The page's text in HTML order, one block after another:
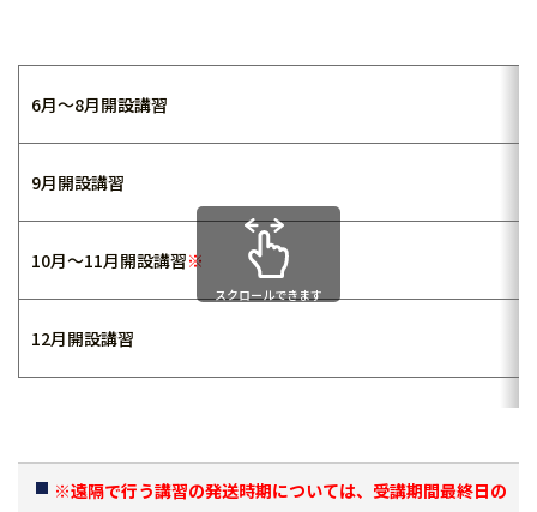
6月～8月開設講習
9月開設講習
10月～11月開設講習※
12月開設講習
スクロールできます
※遠隔で行う講習の発送時期については、受講期間最終日の